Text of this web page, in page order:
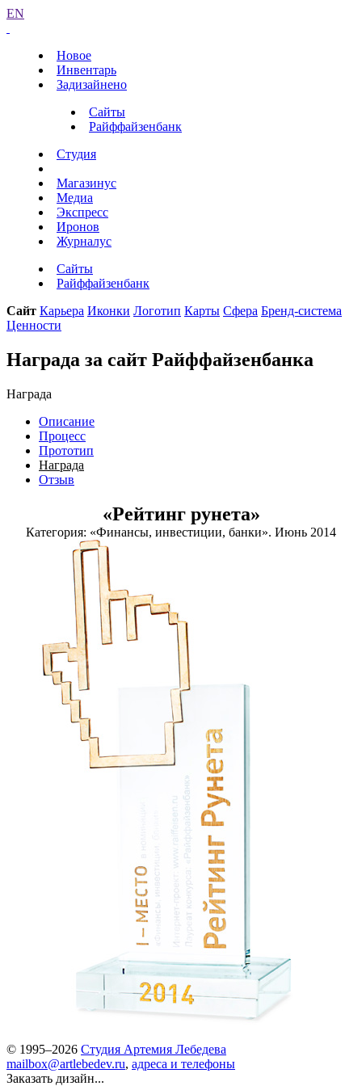
EN
Новое
Инвентарь
Задизайнено
Сайты
Райффайзенбанк
Студия
Магазинус
Медиа
Экспресс
Иронов
Журналус
Сайты
Райффайзенбанк
Сайт Карьера Иконки Логотип Карты Сфера Бренд-система
Ценности
Награда за сайт Райффайзенбанка
Награда
Описание
Процесс
Прототип
Награда
Отзыв
«Рейтинг рунета»
Категория: «Финансы, инвестиции, банки». Июнь 2014
© 1995–2026 Студия Артемия Лебедева
mailbox@artlebedev.ru, адреса и телефоны
Заказать дизайн...